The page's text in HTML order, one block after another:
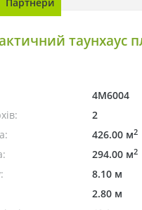
таунхаус
4M6004
2
426.00 м2
294.00 м2
8.10 м
2.80 м